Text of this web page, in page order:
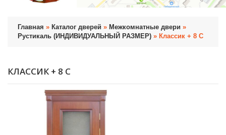
Главная » Каталог дверей » Межкомнатные двери »
Рустикаль (ИНДИВИДУАЛЬНЫЙ РАЗМЕР) » Классик + 8 С
КЛАССИК + 8 С